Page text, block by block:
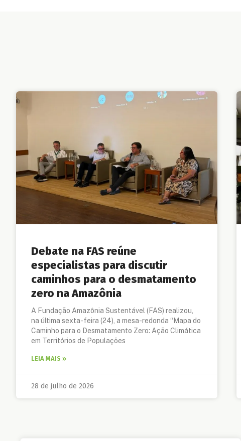
Debate na FAS reúne
especialistas para discutir
caminhos para o desmatamento
zero na Amazônia
A Fundação Amazônia Sustentável (FAS) realizou,
na última sexta-feira (24), a mesa-redonda “Mapa do
Caminho para o Desmatamento Zero: Ação Climática
em Territórios de Populações
LEIA MAIS »
28 de julho de 2026